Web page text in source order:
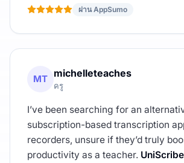
ผ่าน AppSumo
MT michelleteaches
ครู
I’ve been searching for an
subscription-based transcription
recorders, unsure if they’d truly
productivity as a teacher.